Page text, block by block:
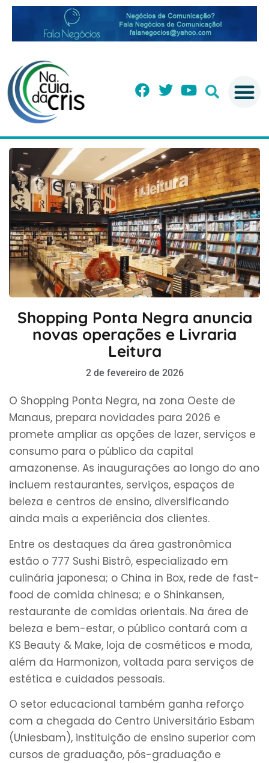
Shopping Ponta Negra anuncia
novas operações e Livraria
Leitura
2 de fevereiro de 2026
O Shopping Ponta Negra, na zona Oeste de
Manaus, prepara novidades para 2026 e
promete ampliar as opções de lazer, serviços e
consumo para o público da capital
amazonense. As inaugurações ao longo do ano
incluem restaurantes, serviços, espaços de
beleza e centros de ensino, diversificando
ainda mais a experiência dos clientes.
Entre os destaques da área gastronômica
estão o 777 Sushi Bistrô, especializado em
culinária japonesa; o China in Box, rede de fast-
food de comida chinesa; e o Shinkansen,
restaurante de comidas orientais. Na área de
beleza e bem-estar, o público contará com a
KS Beauty & Make, loja de cosméticos e moda,
além da Harmonizon, voltada para serviços de
estética e cuidados pessoais.
O setor educacional também ganha reforço
com a chegada do Centro Universitário Esbam
(Uniesbam), instituição de ensino superior com
cursos de graduação, pós-graduação e